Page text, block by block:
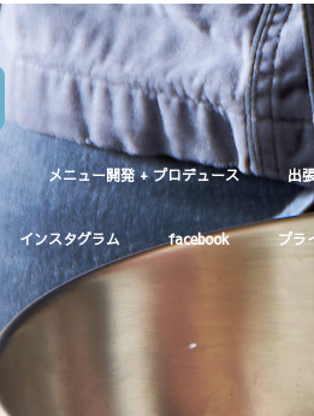
メニュー開発 + プロデュース 出
インスタグラム facebook プラ